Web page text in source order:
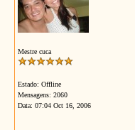
Mestre cuca
Estado: Offline
Mensagens: 2060
Data: 07:04 Oct 16, 2006